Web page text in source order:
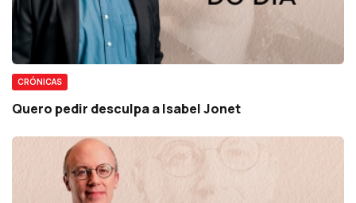
CRÓNICAS
Quero pedir desculpa a Isabel Jonet